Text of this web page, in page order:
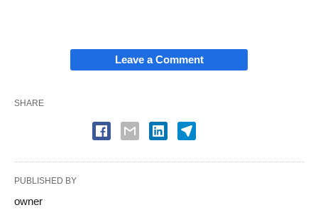
Leave a Comment
SHARE
PUBLISHED BY
owner